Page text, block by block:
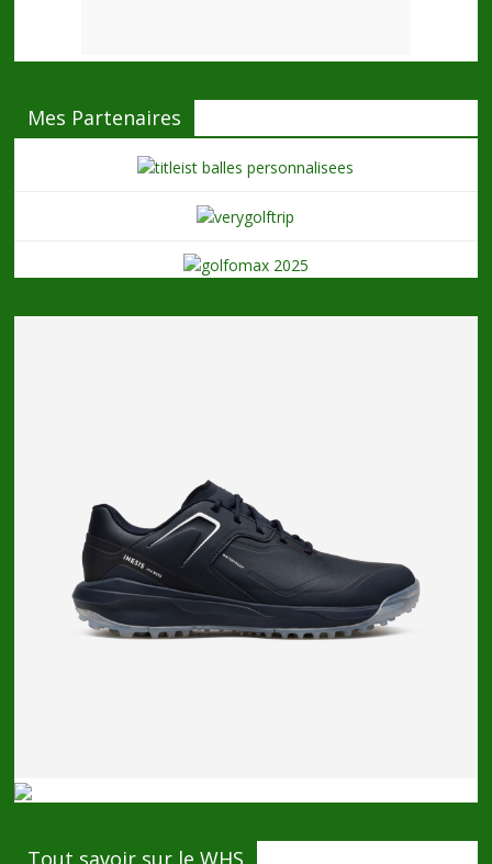
Mes Partenaires
Tout savoir sur le WHS